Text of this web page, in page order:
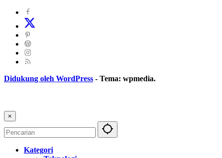
Didukung oleh WordPress - Tema: wpmedia.
×
Kategori